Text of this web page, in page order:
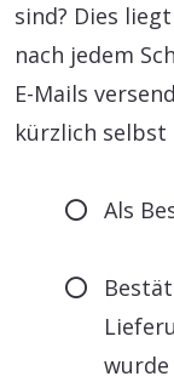
sind? Dies
nach jedem
E-Mails
kürzlich selbst
Als
wurde